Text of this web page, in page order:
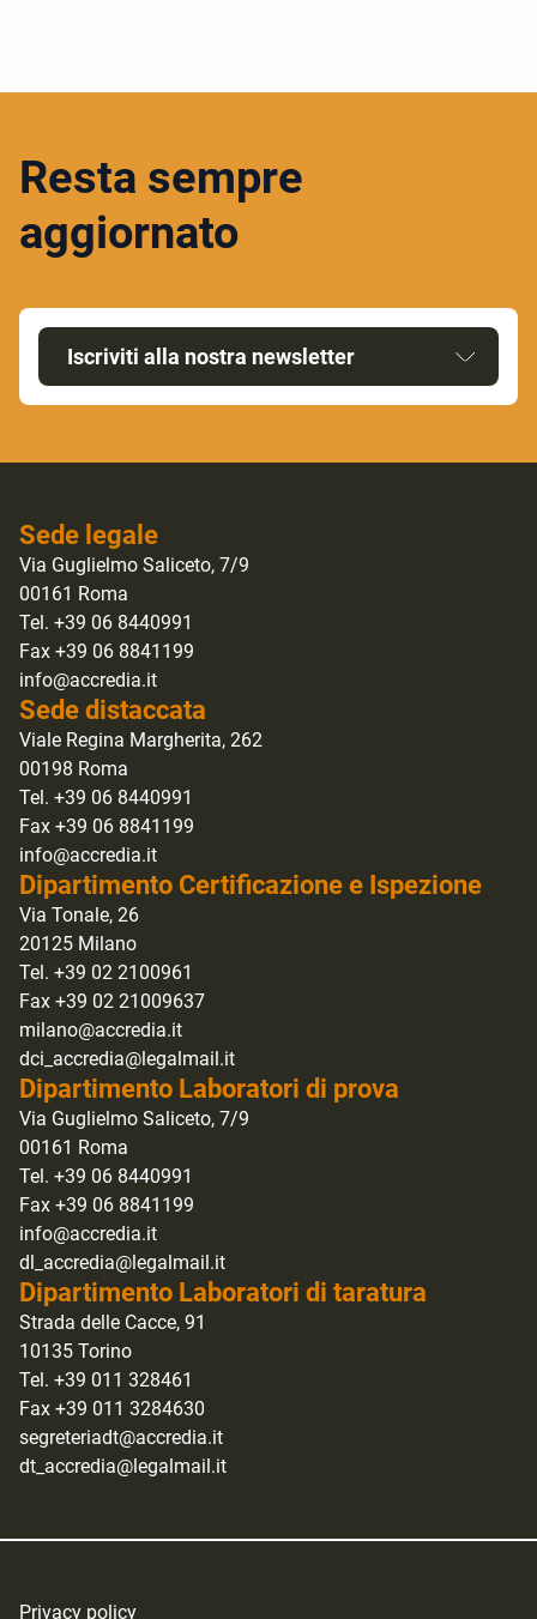
Resta sempre
aggiornato
Iscriviti alla nostra newsletter
Sede legale
Via Guglielmo Saliceto, 7/9
00161 Roma
Tel. +39 06 8440991
Fax +39 06 8841199
info@accredia.it
Sede distaccata
Viale Regina Margherita, 262
00198 Roma
Tel. +39 06 8440991
Fax +39 06 8841199
info@accredia.it
Dipartimento Certificazione e Ispezione
Via Tonale, 26
20125 Milano
Tel. +39 02 2100961
Fax +39 02 21009637
milano@accredia.it
dci_accredia@legalmail.it
Dipartimento Laboratori di prova
Via Guglielmo Saliceto, 7/9
00161 Roma
Tel. +39 06 8440991
Fax +39 06 8841199
info@accredia.it
dl_accredia@legalmail.it
Dipartimento Laboratori di taratura
Strada delle Cacce, 91
10135 Torino
Tel. +39 011 328461
Fax +39 011 3284630
segreteriadt@accredia.it
dt_accredia@legalmail.it
Privacy policy